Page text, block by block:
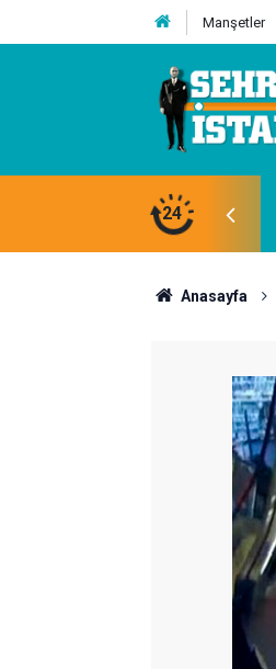
Manşetler
24
Anasayfa